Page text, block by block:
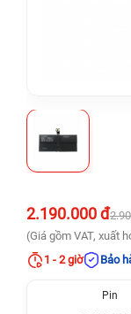
2.190.000 đ
(Giá gồm VAT, xuất
1 - 2 giờ
Bảo
Pin